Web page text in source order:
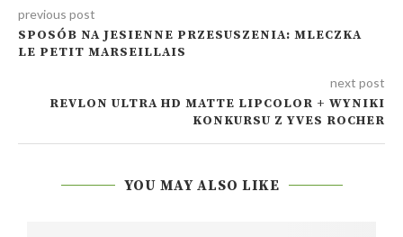
previous post
SPOSÓB NA JESIENNE PRZESUSZENIA: MLECZKA
LE PETIT MARSEILLAIS
next post
REVLON ULTRA HD MATTE LIPCOLOR + WYNIKI
KONKURSU Z YVES ROCHER
YOU MAY ALSO LIKE